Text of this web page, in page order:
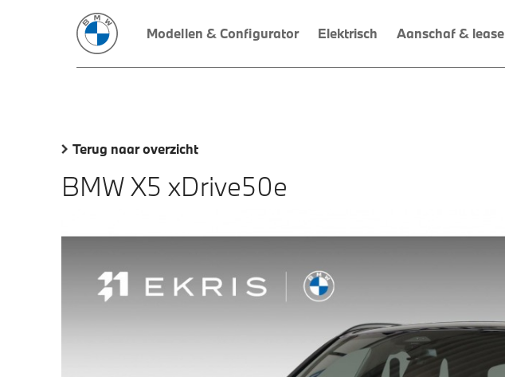
Modellen & Configurator Elektrisch Aanschaf & lease
Terug naar overzicht
BMW X5 xDrive50e